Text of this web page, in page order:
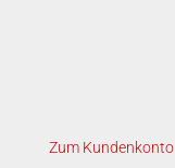
Zum Kundenkonto